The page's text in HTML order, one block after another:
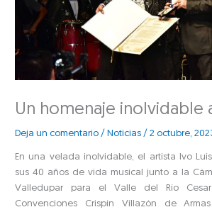
Un homenaje inolvidable
Deja un comentario / Noticias /2 octubre,
En una velada inolvidable, el artista Ivo
sus 40 años de vida musical junto a la
Valledupar para el Valle del Río
Convenciones Crispín Villazón de